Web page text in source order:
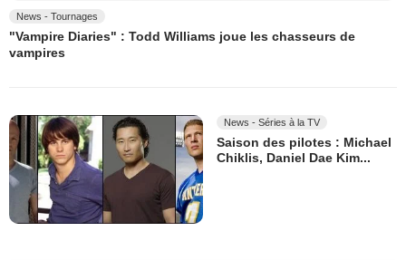
News - Tournages
"Vampire Diaries" : Todd Williams joue les chasseurs de
vampires
News - Séries à la TV
Saison des pilotes : Michael
Chiklis, Daniel Dae Kim...